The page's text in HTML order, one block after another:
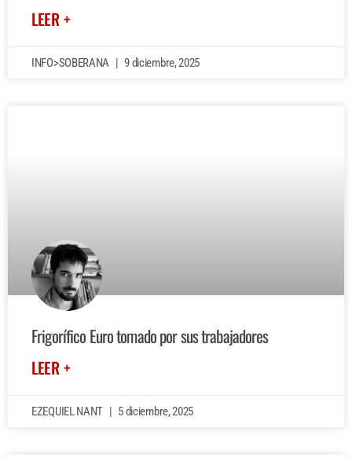
LEER +
INFO>SOBERANA 9 diciembre, 2025
Frigorífico Euro tomado por sus trabajadores
LEER +
EZEQUIEL NANT 5 diciembre, 2025